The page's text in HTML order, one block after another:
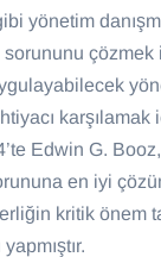
yönetim
sorununu çözmek
karşılamak
Edwin G.
en iyi
kritik önem